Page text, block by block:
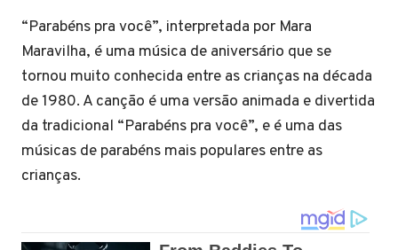
“Parabéns pra você”, interpretada por Mara
Maravilha, é uma música de aniversário que se
tornou muito conhecida entre as crianças na década
de 1980. A canção é uma versão animada e divertida
da tradicional “Parabéns pra você”, e é uma das
músicas de parabéns mais populares entre as
crianças.